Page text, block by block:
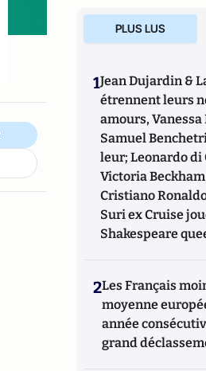
PLUS LUS
1Jean Dujardin &
étrennent leurs
amours, Vanessa
Samuel
leur; Leonardo di
Victoria
Cristiano
Suri ex Cruise
Shakespeare
2Les Français
moyenne
année
grand